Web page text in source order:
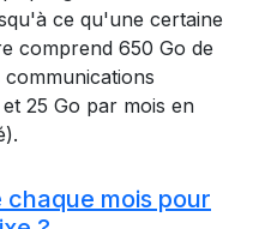
ce qu'une certaine
comprend 650 Go de
25 Go par mois en
chaque mois pour